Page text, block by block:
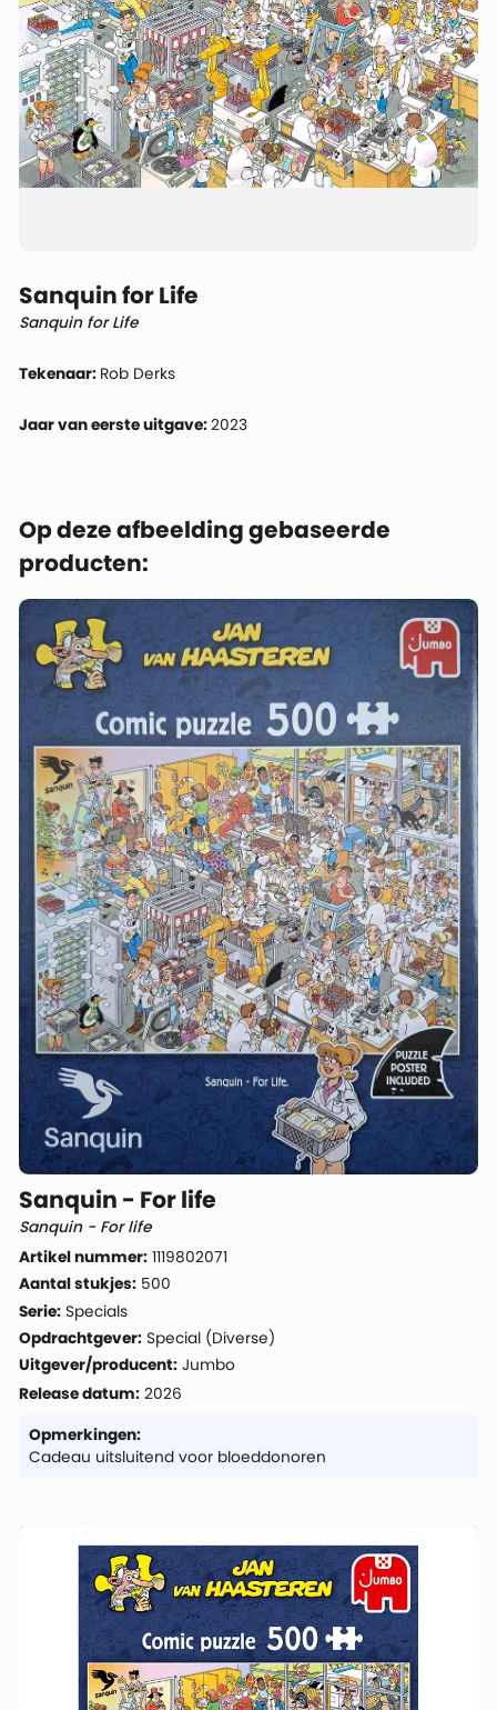
Sanquin for Life
Sanquin for Life
Tekenaar: Rob Derks
Jaar van eerste uitgave:2023
Op deze afbeelding gebaseerde
producten:
Sanquin - For life
Sanquin - For life
Artikel nummer: 1119802071
Aantal stukjes: 500
Serie: Specials
Opdrachtgever: Special (Diverse)
Uitgever/producent: Jumbo
Release datum: 2026
Opmerkingen:
Cadeau uitsluitend voor bloeddonoren